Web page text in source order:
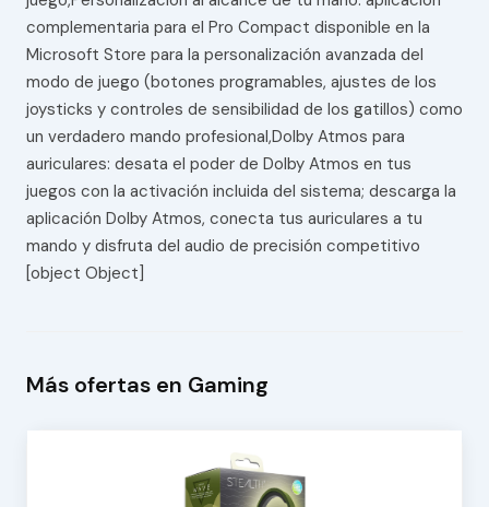
complementaria para el Pro Compact disponible en la
Microsoft Store para la personalización avanzada del
modo de juego (botones programables, ajustes de los
joysticks y controles de sensibilidad de los gatillos) como
un verdadero mando profesional,Dolby Atmos para
auriculares: desata el poder de Dolby Atmos en tus
juegos con la activación incluida del sistema; descarga la
aplicación Dolby Atmos, conecta tus auriculares a tu
mando y disfruta del audio de precisión competitivo
[object Object]
Más ofertas en Gaming